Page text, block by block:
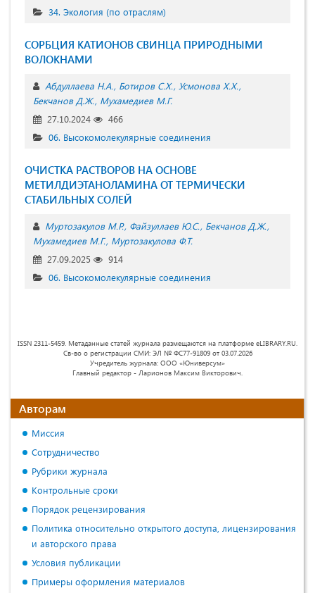
34. Экология (по отраслям)
СОРБЦИЯ КАТИОНОВ СВИНЦА ПРИРОДНЫМИ
ВОЛОКНАМИ
Абдуллаева Н.А. Ботиров С.Х.
Усмонова Х.Х.
Бекчанов Д.Ж. Мухамедиев М.Г.
27.10.2024
466
06. Высокомолекулярные соединения
ОЧИСТКА РАСТВОРОВ НА ОСНОВЕ
МЕТИЛДИЭТАНОЛАМИНА ОТ ТЕРМИЧЕСКИ
СТАБИЛЬНЫХ СОЛЕЙ
Муртозакулов М.Р. Файзуллаев Ю.С. Бекчанов Д.Ж.
Мухамедиев М.Г. Муртозакуловa Ф.Т.
27.09.2025
914
06. Высокомолекулярные соединения
ISSN 2311-5459. Метаданные статей журнала размещаются на платформе eLIBRARY.RU.
Св-во о регистрации СМИ: ЭЛ № ФС77-91809 от 03.07.2026
Учредитель журнала: ООО «Юниверсум»
Главный редактор - Ларионов Максим Викторович.
Авторам
Миссия
Сотрудничество
Рубрики журнала
Контрольные сроки
Порядок рецензирования
Политика относительно открытого доступа, лицензирования
и авторского права
Условия публикации
Примеры оформления материалов